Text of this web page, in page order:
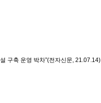
구축 운영 박차”(전자신문, 21.07.14)